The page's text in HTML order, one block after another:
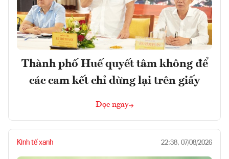
Thành phố Huế quyết tâm không để
các cam kết chỉ dừng lại trên giấy
Đọc ngay
Kinh tế xanh 22:38, 07/08/2026